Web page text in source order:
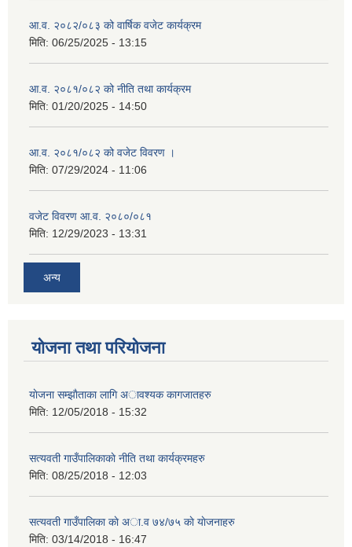
आ.व. २०८२/०८३ को वार्षिक वजेट कार्यक्रम
मिति: 06/25/2025 - 13:15
आ.व. २०८१/०८२ को नीति तथा कार्यक्रम
मिति: 01/20/2025 - 14:50
आ.व. २०८१/०८२ को वजेट विवरण ।
मिति: 07/29/2024 - 11:06
वजेट विवरण आ.व. २०८०/०८१
मिति: 12/29/2023 - 13:31
अन्य
योजना तथा परियोजना
याेजना सम्झाैताका लागि अावश्यक कागजातहरु
मिति: 12/05/2018 - 15:32
सत्यवती गाउँपालिकाकाे नीति तथा कार्यक्रमहरु
मिति: 08/25/2018 - 12:03
सत्यवती गाउँपालिका काे अा‍.व ७४/७५ काे याेजनाहरु
मिति: 03/14/2018 - 16:47